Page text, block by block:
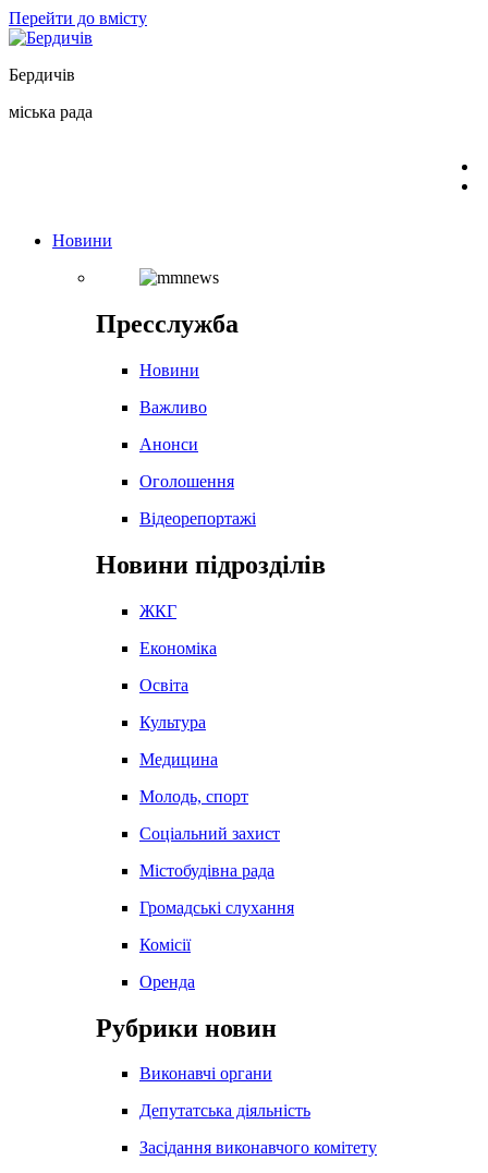
Перейти до вмісту
Бердичів
міська рада
Новини
Пресслужба
Новини
Важливо
Анонси
Оголошення
Відеорепортажі
Новини підрозділів
ЖКГ
Економіка
Освіта
Культура
Медицина
Молодь, спорт
Соціальний захист
Містобудівна рада
Громадські слухання
Комісії
Оренда
Рубрики новин
Виконавчі органи
Депутатська діяльність
Засідання виконавчого комітету